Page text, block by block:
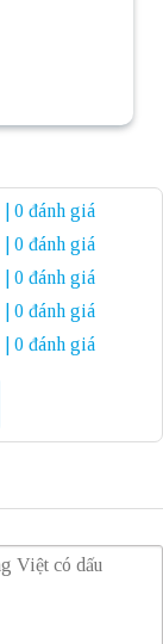
| 0 đánh giá
| 0 đánh giá
| 0 đánh giá
| 0 đánh giá
| 0 đánh giá